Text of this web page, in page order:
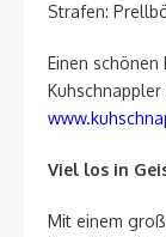
Strafen:
Einen schönen
Viel los in
Mit einem